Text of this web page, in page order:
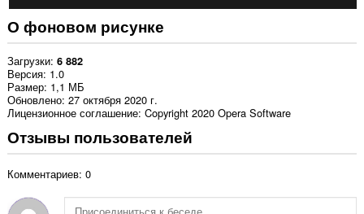
О фоновом рисунке
Загрузки 6 882
Версия 1.0
Размер 1,1 МБ
Обновлено 27 октября 2020 г.
Лицензионное соглашение Copyright 2020 Opera Software
Отзывы пользователей
Комментариев: 0